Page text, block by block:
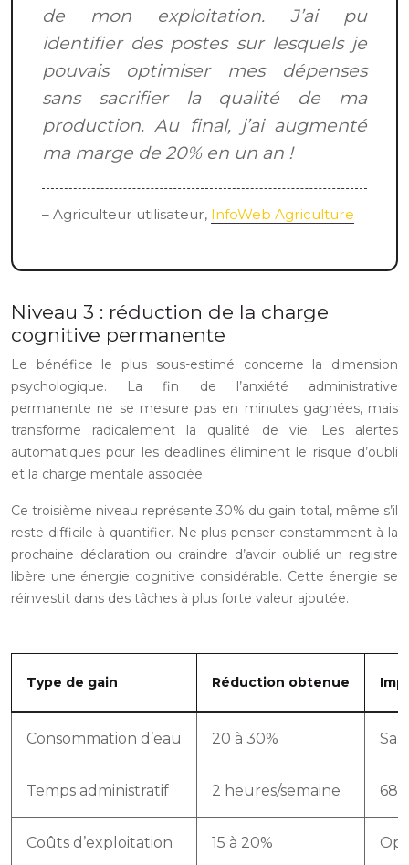
de mon exploitation. J’ai pu
identifier des postes sur lesquels je
pouvais optimiser mes dépenses
sans sacrifier la qualité de ma
production. Au final, j’ai augmenté
ma marge de 20% en un an !
– Agriculteur utilisateur, InfoWeb Agriculture
Niveau 3 : réduction de la charge
cognitive permanente
Le bénéfice le plus sous-estimé concerne la dimension
psychologique. La fin de l’anxiété administrative
permanente ne se mesure pas en minutes gagnées, mais
transforme radicalement la qualité de vie. Les alertes
automatiques pour les deadlines éliminent le risque d’oubli
et la charge mentale associée.
Ce troisième niveau représente 30% du gain total, même s’il
reste difficile à quantifier. Ne plus penser constamment à la
prochaine déclaration ou craindre d’avoir oublié un registre
libère une énergie cognitive considérable. Cette énergie se
réinvestit dans des tâches à plus forte valeur ajoutée.
Type de gain Réduction obtenue
Consommation d’eau 20 à 30%
Temps administratif 2 heures/semaine
Coûts d’exploitation 15 à 20%